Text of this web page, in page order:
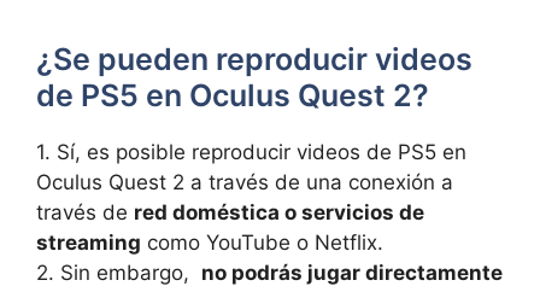
¿Se pueden reproducir videos
‍de PS5 en Oculus Quest⁣ 2?
1. Sí, es‍ posible reproducir videos de PS5 en
Oculus‌ Quest⁢ 2 a ​través de una conexión a
través de red doméstica o servicios de
streaming como YouTube o Netflix.
2. Sin ‌embargo, ‍ no podrás jugar directamente